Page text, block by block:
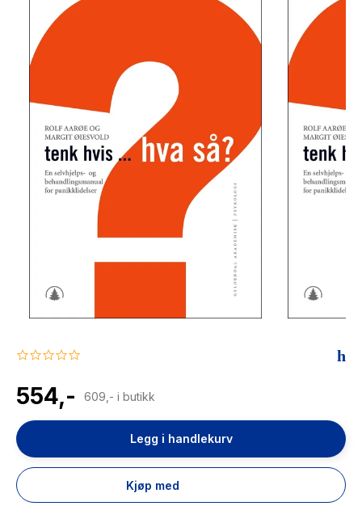
Hitster
The Housemaid
0.0
rating
554,- 609,- i butikk
Legg i handlekurv
Kjøp med